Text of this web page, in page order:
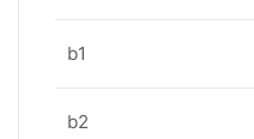
b1
b2